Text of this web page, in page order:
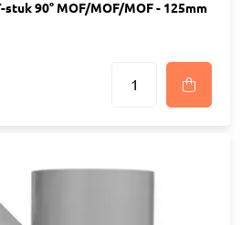
stuk 90° MOF/MOF/MOF - 125mm